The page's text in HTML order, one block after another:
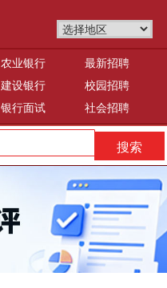
农业银行
最新招聘
建设银行
校园招聘
银行面试 社会招聘